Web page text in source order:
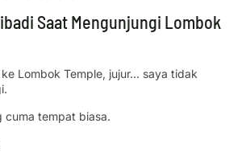
Saat Mengunjungi Lombok
Lombok Temple, jujur… saya tidak
cuma tempat biasa.